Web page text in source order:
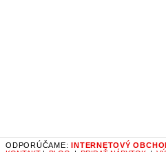
ODPORÚČAME:INTERNETOVÝ